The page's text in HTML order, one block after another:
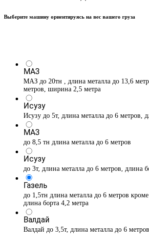
Выберите машину ориентируясь на вес вашего груза
МАЗ
МАЗ до 20тн , длина металла до 13,6
метров, ширина 2,5 метра
Исузу
Исузу до 5т, длина металла до 6 метров,
МАЗ
до 8,5 тн длина металла до 6 метров
Исузу
до 3т, длина металла до 6 метров, длина
Газель
до 1,5тн длина металла до 6 метров
длина борта 4,2 метра
Валдай
Валдай до 3,5т, длина металла до 6 метров